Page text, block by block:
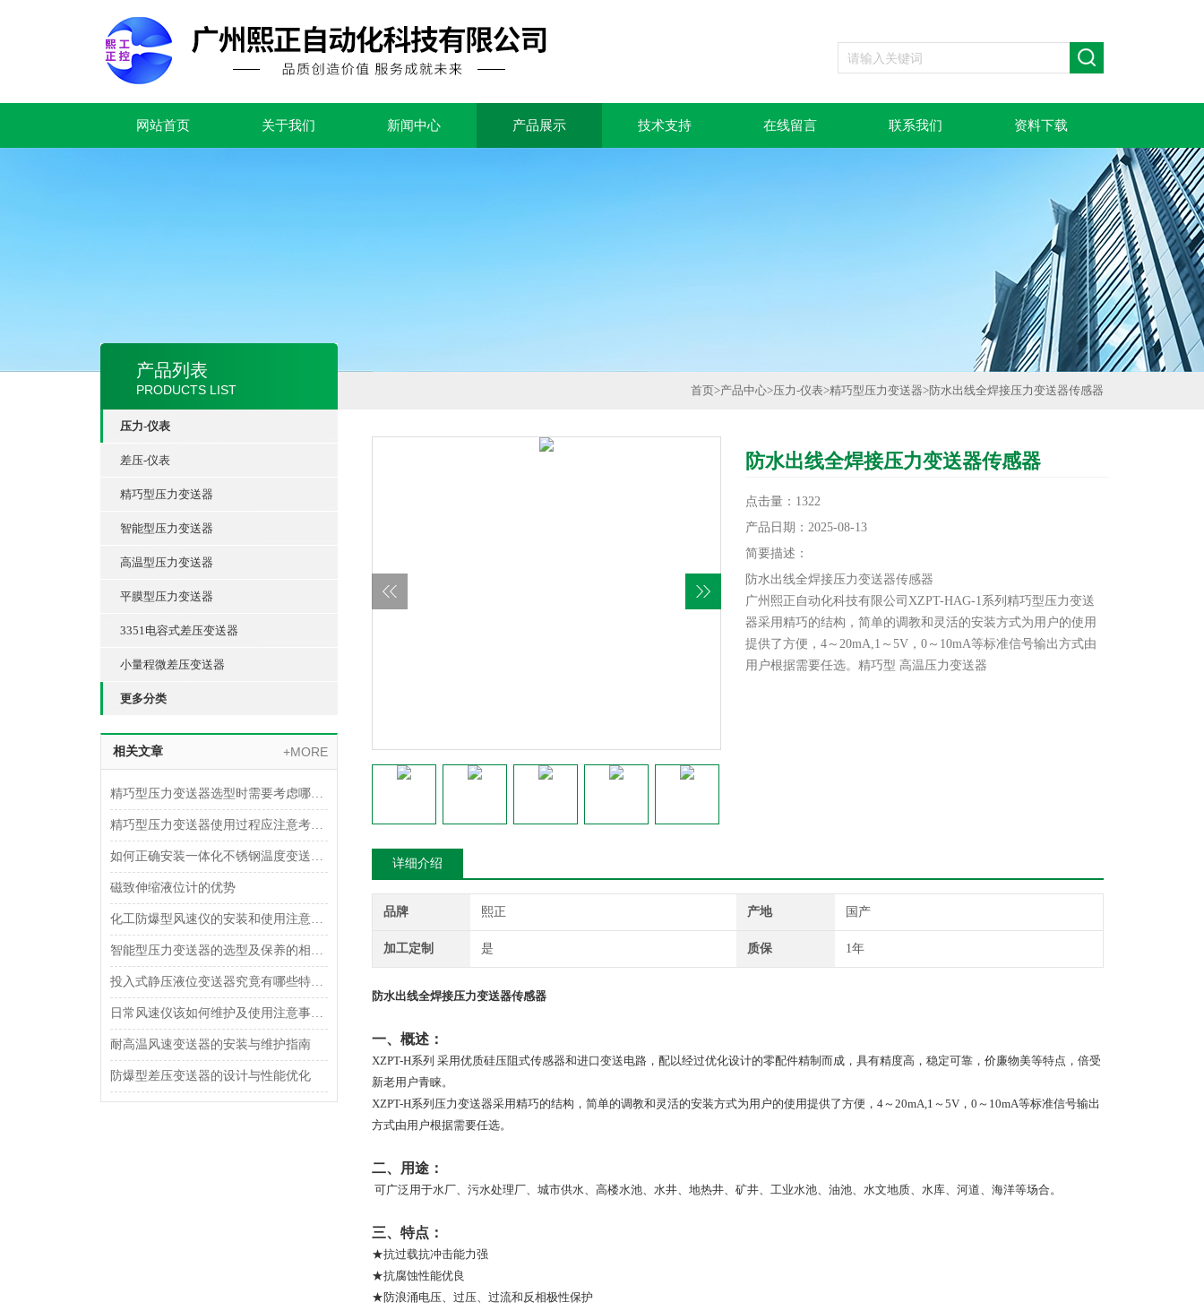
网站首页 关于我们 新闻中心 产品展示 技术支持 在线留言 联系我们 资料下载
产品列表
PRODUCTS LIST
压力-仪表
差压-仪表
精巧型压力变送器
智能型压力变送器
高温型压力变送器
平膜型压力变送器
3351电容式差压变送器
小量程微差压变送器
更多分类
相关文章 +MORE
精巧型压力变送器选型时需要考虑哪些因素？
精巧型压力变送器使用过程应注意考虑什么？
如何正确安装一体化不锈钢温度变送器？
磁致伸缩液位计的优势
化工防爆型风速仪的安装和使用注意事项
智能型压力变送器的选型及保养的相关知识
投入式静压液位变送器究竟有哪些特点呢？
日常风速仪该如何维护及使用注意事项是什么呢？
耐高温风速变送器的安装与维护指南
防爆型差压变送器的设计与性能优化
首页>产品中心>压力-仪表>精巧型压力变送器>防水出线全焊接压力变送器传感器
防水出线全焊接压力变送器传感器
点击量：1322
产品日期：2025-08-13
简要描述：
防水出线全焊接压力变送器传感器
广州熙正自动化科技有限公司XZPT-HAG-1系列精巧型压力变送
器采用精巧的结构，简单的调教和灵活的安装方式为用户的使用
提供了方便，4～20mA,1～5V，0～10mA等标准信号输出方式由
用户根据需要任选。精巧型 高温压力变送器
详细介绍
品牌 熙正 产地 国产
加工定制 是 质保 1年
防水出线全焊接压力变送器传感器
一、概述：
XZPT-H系列 采用优质硅压阻式传感器和进口变送电路，配以经过优化设计的零配件精制而成，具有精度高 ，稳定可靠，价廉物美等特点，倍受
新老用户青睐。
XZPT-H系列压力变送器采用精巧的结构，简单的调教和灵活的安装方式为用户的使用提供了方便，4～20mA,1～5V，0～10mA等标准信号输出
方式由用户根据需要任选。
二、用途：
可广泛用于水厂、污水处理厂、城市供水、高楼水池、水井、地热井、矿井、工业水池、油池、水文地质、水库、河道、海洋等场合。
三、特点：
★抗过载抗冲击能力强
★抗腐蚀性能优良
★防浪涌电压、过压、过流和反相极性保护